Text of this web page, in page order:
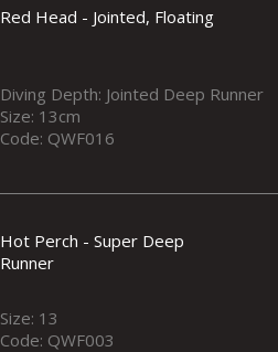
Red Head - Jointed, Floating
Diving Depth: Jointed Deep Runner
Size: 13cm
Code: QWF016
Hot Perch - Super Deep
Runner
Size: 13
Code: QWF003